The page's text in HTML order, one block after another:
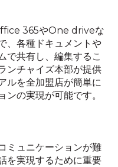
365やOne driveな
、各種ドキュメントや
で共有し、編集するこ
ンチャイズ本部が提供
ルを全加盟店が簡単に
の実現が可能です。
ミュニケーションが難
を実現するために重要